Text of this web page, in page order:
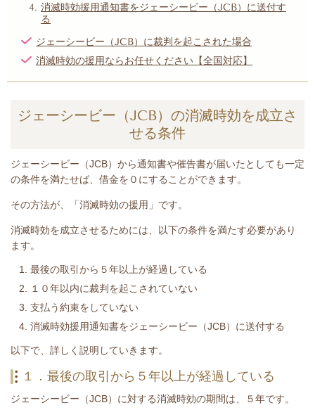
消滅時効援用通知書をジェーシービー（JCB）に送付す
る
ジェーシービー（JCB）に裁判を起こされた場合
消滅時効の援用ならお任せください【全国対応】
ジェーシービー（JCB）の消滅時効を成立さ
せる条件
ジェーシービー（JCB） から通知書や催告書が届いたとして も一定
の条件を満たせば、借金を０にすることができます。
その方法が、「消滅時効の援用」です。
消滅時効を成立させるためには、以下の条件を満たす必要があり
ます。
最後の取引から５年以上が経過している
１０年以内に裁判を起こされていない
支払う約束をしていない
消滅時効援用通知書をジェーシービー（JCB）に送付する
​以下で、詳しく説明していきます。
１．最後の取引から５年以上が経過している
ジェーシービー（JCB） に対する消滅時効の期間は、５年です。